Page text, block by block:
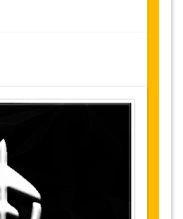
للحصول على الخصم الخاص
زر "الذهاب إلى تفاصيل
التغييرات على
الإشعار في الوقت المناسب
للحصول على مزيد من